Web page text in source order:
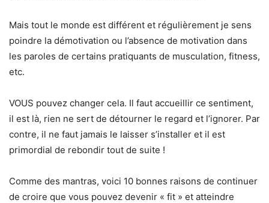
Mais tout le monde est différent et régulièrement je sens
poindre la démotivation ou l’absence de motivation dans
les paroles de certains pratiquants de musculation, fitness,
etc.
VOUS pouvez changer cela. Il faut accueillir ce sentiment,
il est là, rien ne sert de détourner le regard et l’ignorer. Par
contre, il ne faut jamais le laisser s’installer et il est
primordial de rebondir tout de suite !
Comme des mantras, voici 10 bonnes raisons de continuer
de croire que vous pouvez devenir « fit » et atteindre